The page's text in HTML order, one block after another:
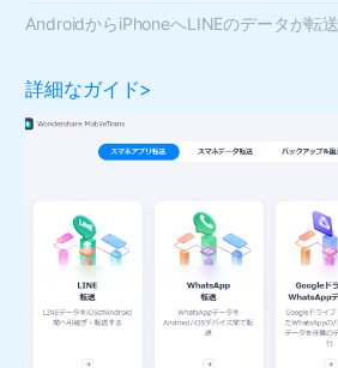
AndroidからiPhoneへLINEのデータが転送
詳細なガイド>